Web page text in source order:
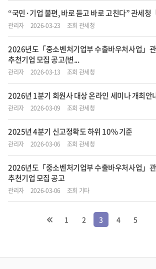
“국민·기업 불편, 바로 듣고 바로 고친다” 관세청
관리자 2026-03-23 조회 관세청
2026년도「중소벤처기업부 수출바우처사업」
추천기업 모집 공고(변...
관리자 2026-03-13 조회 관세청
2026년 1분기 회원사 대상 온라인 세미나 개최안
관리자 2026-03-09 조회 관세청
2025년 4분기 신고정확도 하위 10% 기준
관리자 2026-03-06 조회 관세청
2026년도「중소벤처기업부 수출바우처사업」
추천기업 모집 공고
관리자 2026-03-06 조회 기타
1 2 3 4 5